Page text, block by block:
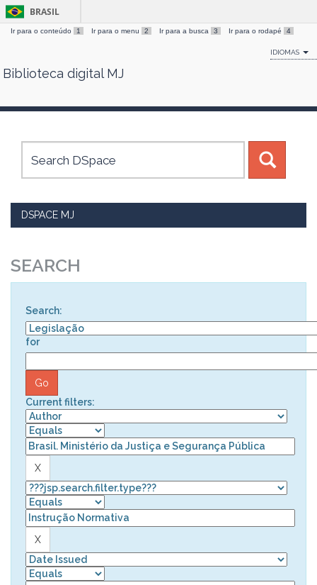
Skip
BRASIL
Ir para o conteúdo 1 Ir para o menu 2 Ir para a busca 3 Ir para o rodapé 4
IDIOMAS
Biblioteca digital MJ
DSPACE MJ
SEARCH
Search:
for
Current filters: